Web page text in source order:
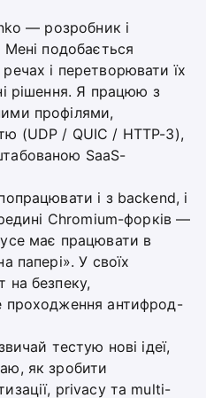
— розробник і
подобається
і перетворювати їх
рішення. Я працюю з
профілями,
(UDP / QUIC / HTTP-3),
SaaS-
і з backend, і
Chromium-форків —
має працювати в
папері». У своїх
на безпеку,
проходження антифрод-
тестую нові ідеї,
як зробити
privacy та multi-